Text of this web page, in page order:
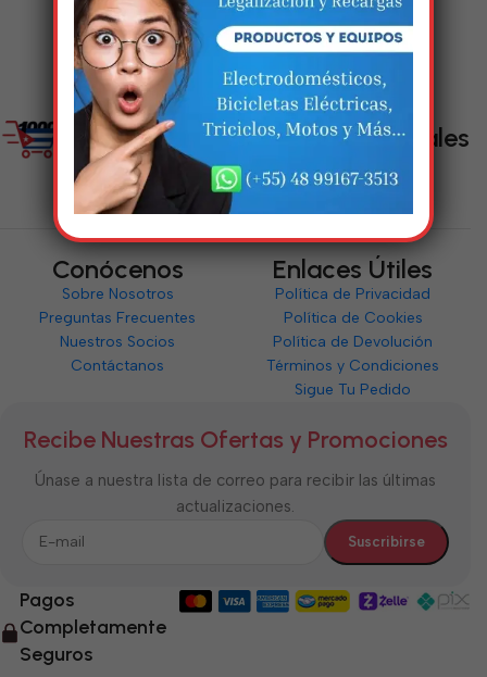
Enlaces Sociales
Conócenos
Sobre Nosotros
Preguntas Frecuentes
Nuestros Socios
Contáctanos
Enlaces Útiles
Política de Privacidad
Política de Cookies
Política de Devolución
Términos y Condiciones
Sigue Tu Pedido
Recibe Nuestras Ofertas y Promociones
Únase a nuestra lista de correo para recibir las últimas
actualizaciones.
Pagos
Completamente
Seguros
incríveis. Agradecemos pela
paciência e compreensão.